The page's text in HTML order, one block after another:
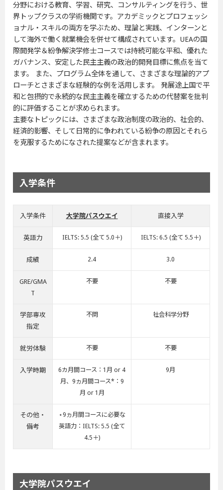
分野における教育、学習、研究、コンサルティングを行う、世
界トップクラスの学術機関です。アカデミックとプロフェッシ
ョナル・スキルの両方を学ぶため、理論と実践、インターンと
して海外で働く就業機会を併せて構成されています。UEAの国
際開発学＆紛争解決学修士コースでは持続可能な平和、優れた
ガバナンス、安定した民主主義の政治的開発目標に焦点を当て
ます。 また、プログラム全体を通して、さまざまな理論的アプ
ローチとさまざまな経験的な例を活用します。 発展途上国で平
和と包摂的で永続的な民主主義を確立するための代替案を批判
的に評価することが求められます。
主要なトピックには、さまざまな政治制度の政治的、社会的、
経済的影響、そして日常的に争われている紛争の原因とそれら
を克服するためになされた提案などが含まれます。
入学条件
入学条件 大学院パスウエイ 直接入学
英語力 IELTS: 5.5 (全て 5.0＋) IELTS: 6.5 (全て 5.5＋)
成績 2.4 3.0
GRE/GMA
T
不要 不要
学部専攻
指定
不問 社会科学分野
就労体験 不要 不要
入学時期
6カ月間コース：1月 or 4
月、9ヵ月間コース*：9
月 or 1月
9月
その他・
備考
⋆9ヵ月間コースに必要な
英語力：IELTS: 5.5 (全て
4.5＋)
大学院パスウエイ